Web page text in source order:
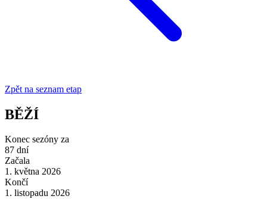
Zpět na seznam etap
BĚŽÍ
Konec sezóny za
87 dní
Začala
1. května 2026
Končí
1. listopadu 2026